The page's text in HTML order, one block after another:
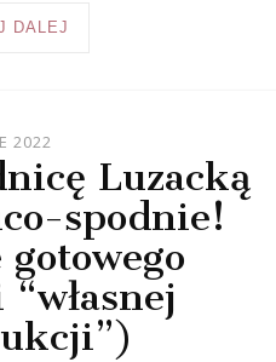
DALEJ
2022
Luzacką
spodnie!